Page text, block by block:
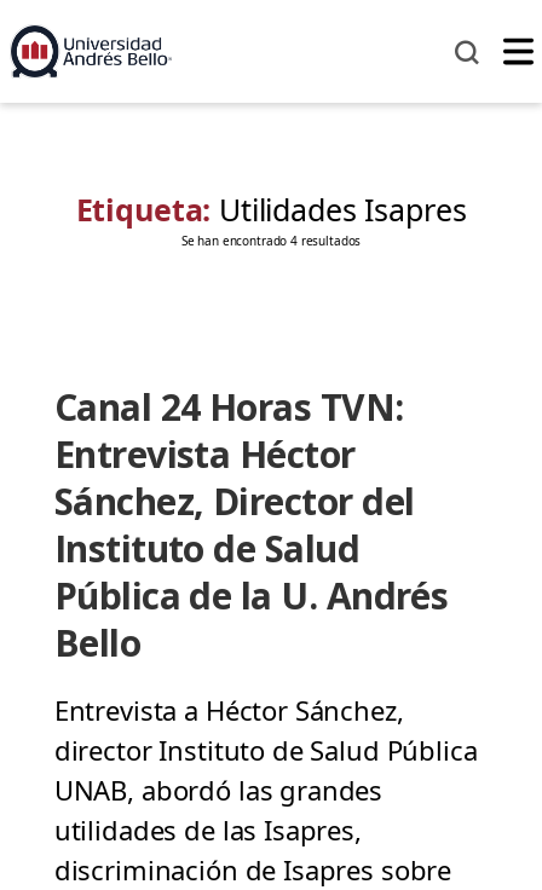
Etiqueta: Utilidades Isapres
Se han encontrado 4 resultados
Canal 24 Horas TVN:
Entrevista Héctor
Sánchez, Director del
Instituto de Salud
Pública de la U. Andrés
Bello
Entrevista a Héctor Sánchez,
director Instituto de Salud Pública
UNAB, abordó las grandes
utilidades de las Isapres,
discriminación de Isapres sobre